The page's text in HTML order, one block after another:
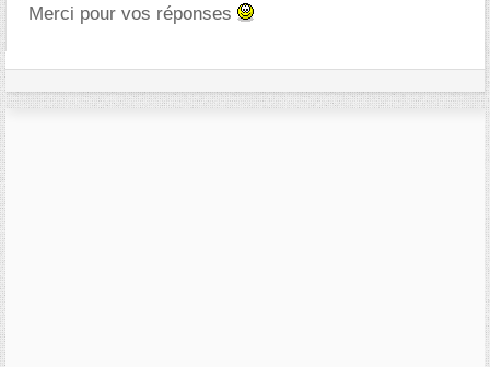
Merci pour vos réponses